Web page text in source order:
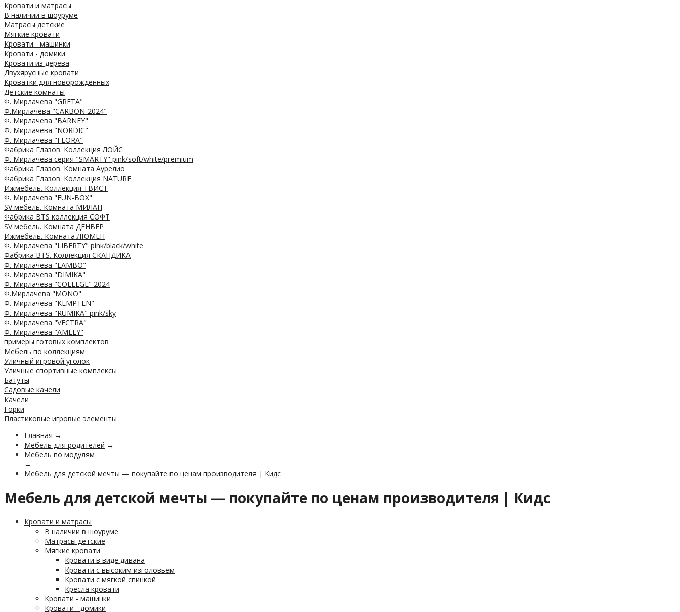
Кровати и матрасы
В наличии в шоуруме
Матрасы детские
Мягкие кровати
Кровати - машинки
Кровати - домики
Кровати из дерева
Двухярусные кровати
Кроватки для новорожденных
Детские комнаты
Ф. Мирлачева "GRETA"
Ф.Мирлачева "CARBON-2024"
Ф. Мирлачева "BARNEY"
Ф. Мирлачева "NORDIC"
Ф. Мирлачева "FLORA"
Фабрика Глазов. Коллекция ЛОЙС
Ф. Мирлачева серия "SMARTY" pink/soft/white/premium
Фабрика Глазов. Комната Аурелио
Фабрика Глазов. Коллекция NATURE
Ижмебель. Коллекция ТВИСТ
Ф. Мирлачева "FUN-BOX"
SV мебель. Комната МИЛАН
Фабрика BTS коллекция СОФТ
SV мебель. Комната ДЕНВЕР
Ижмебель. Комната ЛЮМЕН
Ф. Мирлачева "LIBERTY" pink/black/white
Фабрика BTS. Коллекция СКАНДИКА
Ф. Мирлачева "LAMBO"
Ф. Мирлачева "DIMIKA"
Ф. Мирлачева "COLLEGE" 2024
Ф.Мирлачева "MONO"
Ф. Мирлачева "KEMPTEN"
Ф. Мирлачева "RUMIKA" pink/sky
Ф. Мирлачева "VECTRA"
Ф. Мирлачева "AMELY"
примеры готовых комплектов
Мебель по коллекциям
Уличный игровой уголок
Уличные спортивные комплексы
Батуты
Садовые качели
Качели
Горки
Пластиковые игровые элементы
Главная →
Мебель для родителей →
Мебель по модулям
→
Мебель для детской мечты — покупайте по ценам производителя | Кидс
Мебель для детской мечты — покупайте по ценам производителя | Кидс
Кровати и матрасы
В наличии в шоуруме
Матрасы детские
Мягкие кровати
Кровати в виде дивана
Кровати с высоким изголовьем
Кровати с мягкой спинкой
Кресла кровати
Кровати - машинки
Кровати - домики